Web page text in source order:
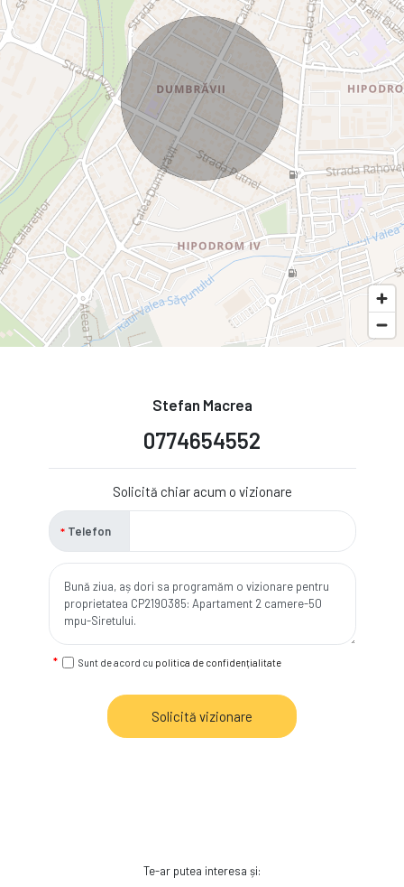
Stefan Macrea
0774654552
Solicită chiar acum o vizionare
Telefon
Sunt de acord cu politica de confidențialitate
Solicită vizionare
Te-ar putea interesa și: